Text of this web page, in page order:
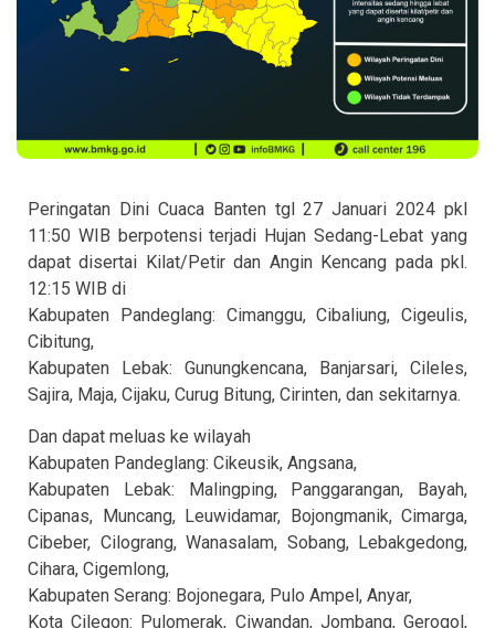
Peringatan Dini Cuaca Banten tgl 27 Januari 2024 pkl
11:50 WIB berpotensi terjadi Hujan Sedang-Lebat yang
dapat disertai Kilat/Petir dan Angin Kencang pada pkl.
12:15 WIB di
Kabupaten Pandeglang: Cimanggu, Cibaliung, Cigeulis,
Cibitung,
Kabupaten Lebak: Gunungkencana, Banjarsari, Cileles,
Sajira, Maja, Cijaku, Curug Bitung, Cirinten, dan sekitarnya.
Dan dapat meluas ke wilayah
Kabupaten Pandeglang: Cikeusik, Angsana,
Kabupaten Lebak: Malingping, Panggarangan, Bayah,
Cipanas, Muncang, Leuwidamar, Bojongmanik, Cimarga,
Cibeber, Cilograng, Wanasalam, Sobang, Lebakgedong,
Cihara, Cigemlong,
Kabupaten Serang: Bojonegara, Pulo Ampel, Anyar,
Kota Cilegon: Pulomerak, Ciwandan, Jombang, Gerogol,